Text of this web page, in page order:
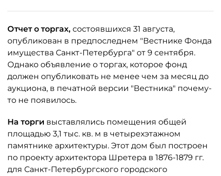
Отчет о торгах, состоявшихся 31 августа,
опубликован в предпоследнем "Вестнике Фонда
имущества Санкт-Петербурга" от 9 сентября.
Однако объявление о торгах, которое фонд
должен опубликовать не менее чем за месяц до
аукциона, в печатной версии "Вестника" почему-
то не появилось.
На торги выставлялись помещения общей
площадью 3,1 тыс. кв. м в четырехэтажном
памятнике архитектуры. Этот дом был построен
по проекту архитектора Шретера в 1876-1879 гг.
для Санкт-Петербургского городского